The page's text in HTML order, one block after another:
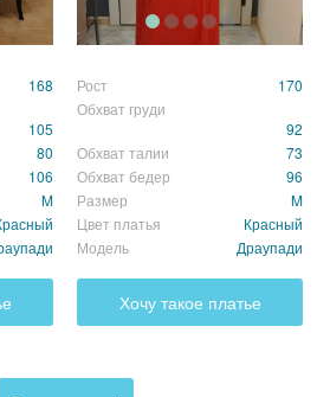
168
105
80
106
M
Рост
170
Обхват груди
92
Обхват талии
73
Обхват бедер
96
Размер
M
Цвет платья
Красный
Модель
Драупади
Хочу такое платье